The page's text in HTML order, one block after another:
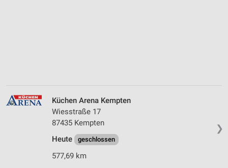
❯
Küchen Arena Kempten
Wiesstraße 17
87435 Kempten
Heute
geschlossen
577,69 km